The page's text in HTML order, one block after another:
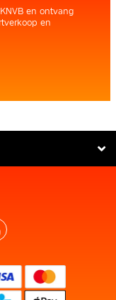
en ontvang
en